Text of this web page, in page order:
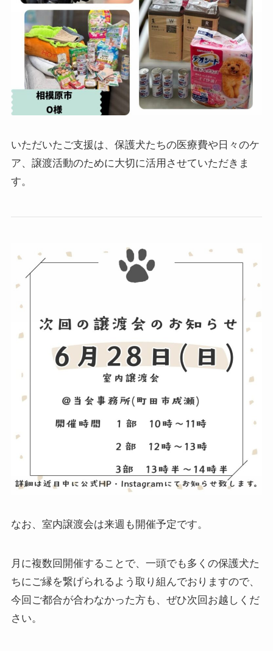
いただいたご支援は、保護犬たちの医療費や日々のケ
ア、譲渡活動のために大切に活用させていただきま
す。
なお、室内譲渡会は来週も開催予定です。
月に複数回開催することで、一頭でも多くの保護犬た
ちにご縁を繋げられるよう取り組んでおりますので、
今回ご都合が合わなかった方も、ぜひ次回お越しくだ
さい。